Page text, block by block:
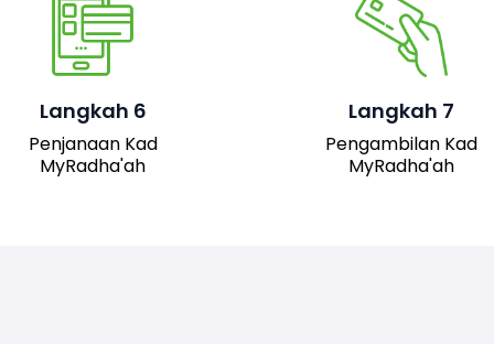
Langkah 6
Penjanaan Kad
MyRadha'ah
Setelah permohonan
akan dijana.
Langkah 7
Pengambilan Kad
MyRadha'ah
Pemohon boleh hadir ke
pejabat JAIS untuk
mengambil kad fizikal
MyRadha’ah. Selain itu,
pemohon juga boleh
turun versi digital kad
sistem untuk
kemudahan akses.